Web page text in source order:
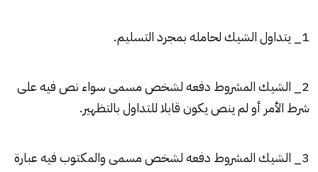
1_ يتداول الشيك لحامله بمجرد التسليم.
2_ الشيك المشروط دفعه لشخص مسمى سواء نص فيه على
شرط الأمر أو لم ينص يكون قابلا للتداول بالتظهير.
3_ الشيك المشروط دفعه لشخص مسمى والمكتوب فيه عبارة